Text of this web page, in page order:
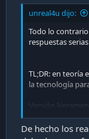
unreal4u dijo:
Todo lo
respuestas
TL;DR: en teoría
la tecnología
Versión
uno recibe a
8 veces más
De hecho los